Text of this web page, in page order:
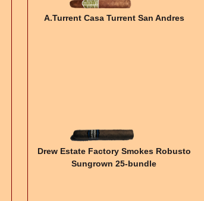
A.Turrent Casa Turrent San Andres
Drew Estate Factory Smokes Robusto
Sungrown 25-bundle